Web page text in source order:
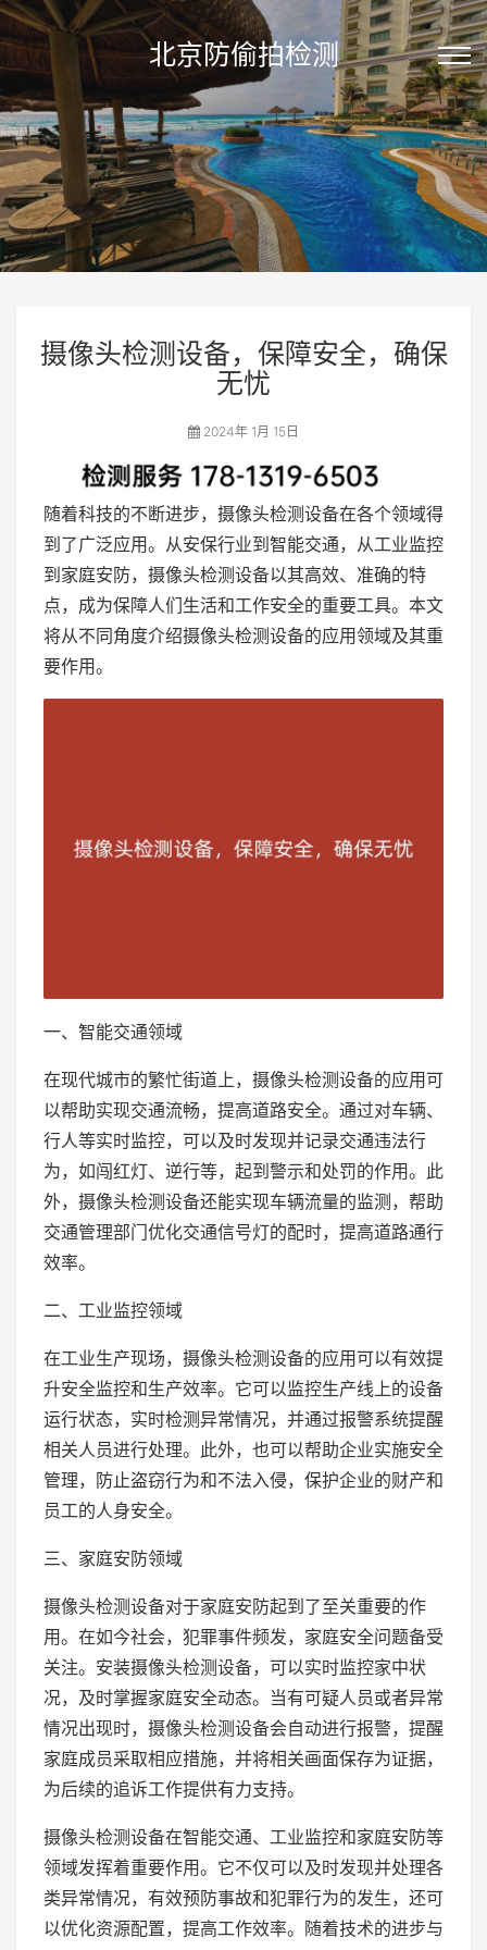
北京防偷拍检测
摄像头检测设备，保障安全，确保
无忧
2024年 1月 15日
随着科技的不断进步，摄像头检测设备在各个领域得
到了广泛应用。从安保行业到智能交通，从工业监控
到家庭安防，摄像头检测设备以其高效、准确的特
点，成为保障人们生活和工作安全的重要工具。本文
将从不同角度介绍摄像头检测设备的应用领域及其重
要作用。
一、智能交通领域
在现代城市的繁忙街道上，摄像头检测设备的应用可
以帮助实现交通流畅，提高道路安全。通过对车辆、
行人等实时监控，可以及时发现并记录交通违法行
为，如闯红灯、逆行等，起到警示和处罚的作用。此
外，摄像头检测设备还能实现车辆流量的监测，帮助
交通管理部门优化交通信号灯的配时，提高道路通行
效率。
二、工业监控领域
在工业生产现场，摄像头检测设备的应用可以有效提
升安全监控和生产效率。它可以监控生产线上的设备
运行状态，实时检测异常情况，并通过报警系统提醒
相关人员进行处理。此外，也可以帮助企业实施安全
管理，防止盗窃行为和不法入侵，保护企业的财产和
员工的人身安全。
三、家庭安防领域
摄像头检测设备对于家庭安防起到了至关重要的作
用。在如今社会，犯罪事件频发，家庭安全问题备受
关注。安装摄像头检测设备，可以实时监控家中状
况，及时掌握家庭安全动态。当有可疑人员或者异常
情况出现时，摄像头检测设备会自动进行报警，提醒
家庭成员采取相应措施，并将相关画面保存为证据，
为后续的追诉工作提供有力支持。
摄像头检测设备在智能交通、工业监控和家庭安防等
领域发挥着重要作用。它不仅可以及时发现并处理各
类异常情况，有效预防事故和犯罪行为的发生，还可
以优化资源配置，提高工作效率。随着技术的进步与